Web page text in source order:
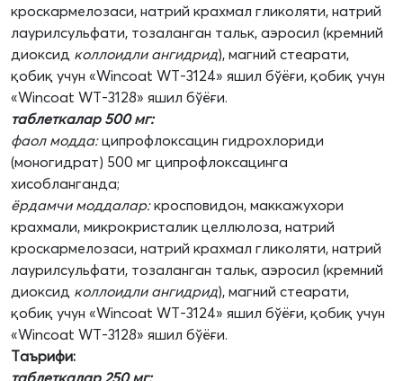
кроскармелозаси, натрий крахмал гликоляти, натрий
лаурилсульфати, тозаланган тальк, аэросил (кремний
диоксид коллоидли ангидрид), магний стеарати,
қобиқ учун «Wincoat WT-3124» яшил бўёғи, қобиқ учун
«Wincoat WT-3128» яшил бўёғи.
таблеткалар 500 мг:
фаол модда:ципрофлоксацин гидрохлориди
(моногидрат) 500 мг ципрофлоксацинга
хисобланганда;
ёрдамчи моддалар:кросповидон, маккажухори
крахмали, микрокристалик целлюлоза, натрий
кроскармелозаси, натрий крахмал гликоляти, натрий
лаурилсульфати, тозаланган тальк, аэросил (кремний
диоксид коллоидли ангидрид), магний стеарати,
қобиқ учун «Wincoat WT-3124» яшил бўёғи, қобиқ учун
«Wincoat WT-3128» яшил бўёғи.
Таърифи: